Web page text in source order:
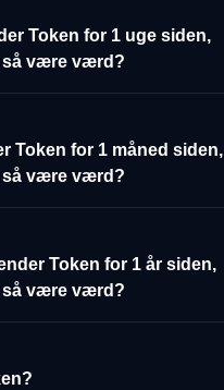
Token for 1 uge siden,
så være værd?
Token for 1 måned siden,
så være værd?
Token for 1 år siden,
så være værd?